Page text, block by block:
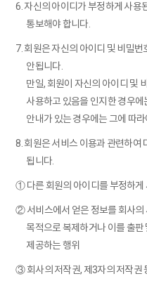
6. 자신의 아이디가 부정하게 사용
통보해야 합니다.
7. 회원은 자신의 아이디 및 비밀
안됩니다.
만일, 회원이 자신의 아이디 및
사용하고 있음을 인지한 경우
안내가 있는 경우에는 그에 따라
8. 회원은 서비스 이용과 관련하여
됩니다.
① 다른 회원의 아이디를 부정하게
② 서비스에서 얻은 정보를 회사의
목적으로 복제하거나 이를 출판
제공하는 행위
③ 회사의 저작권, 제3자의 저작권